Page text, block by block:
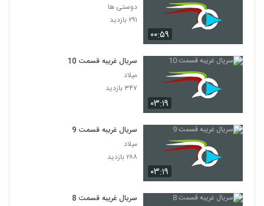
۰۰:۵۹
دوستی ها
۲۹۱ بازدید
۰۳:۱۹
سریال غریبه قسمت 10
میلاد
۳۴۷ بازدید
۰۳:۱۹
سریال غریبه قسمت 9
میلاد
۲۸۸ بازدید
سریال غریبه قسمت 8